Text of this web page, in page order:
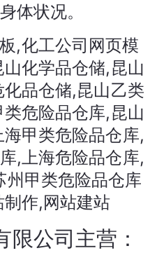
体状况。
限公司主营：